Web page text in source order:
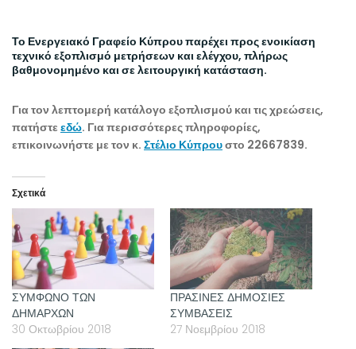
Το Ενεργειακό Γραφείο Κύπρου παρέχει προς ενοικίαση
τεχνικό εξοπλισμό μετρήσεων και ελέγχου, πλήρως
βαθμονομημένο και σε λειτουργική κατάσταση.
Για τον λεπτομερή κατάλογο εξοπλισμού και τις χρεώσεις,
πατήστε εδώ. Για περισσότερες πληροφορίες,
επικοινωνήστε με τον κ. Στέλιο Κύπρουστο 22667839.
Σχετικά
ΣΥΜΦΩΝΟ ΤΩΝ
ΔΗΜΑΡΧΩΝ
30 Οκτωβρίου 2018
ΠΡΑΣΙΝΕΣ ΔΗΜΟΣΙΕΣ
ΣΥΜΒΑΣΕΙΣ
27 Νοεμβρίου 2018